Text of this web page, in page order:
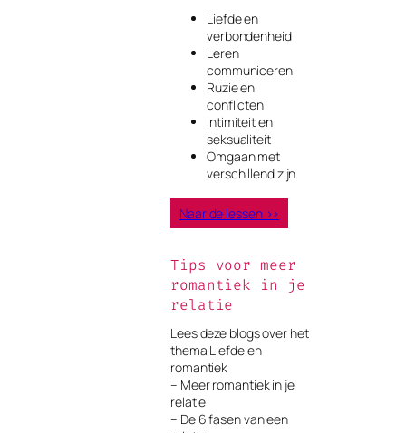
Liefde en
verbondenheid
Leren
communiceren
Ruzie en
conflicten
Intimiteit en
seksualiteit
Omgaan met
verschillend zijn
Naar de lessen >>
Tips voor meer
romantiek in je
relatie
Lees deze blogs over het
thema Liefde en
romantiek
– Meer romantiek in je
relatie
– De 6 fasen van een